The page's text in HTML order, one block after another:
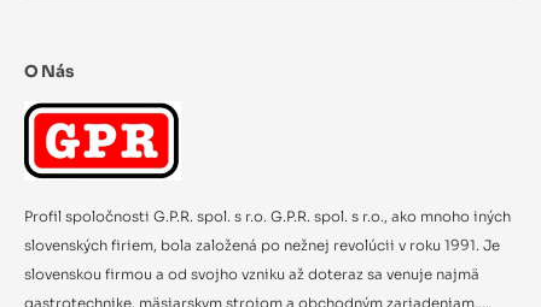
O Nás
Profil spoločnosti G.P.R. spol. s r.o. G.P.R. spol. s r.o., ako mnoho iných
slovenských firiem, bola založená po nežnej revolúcii v roku 1991. Je
slovenskou firmou a od svojho vzniku až doteraz sa venuje najmä
gastrotechnike, mäsiarskym strojom a obchodným zariadeniam....